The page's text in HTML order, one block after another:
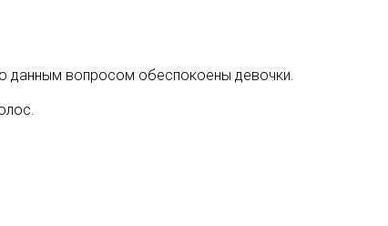
данным вопросом обеспокоены девочки.